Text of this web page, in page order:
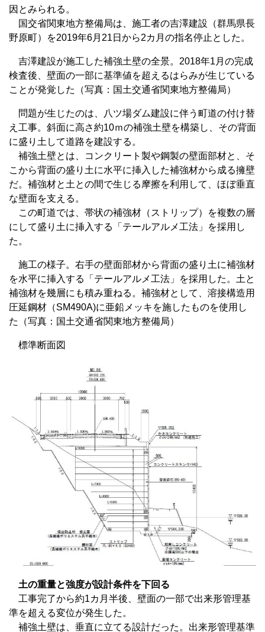
因とみられる。
国交省関東地方整備局は、施工者の吉澤建設（群馬県長
野原町）を2019年6月21日から2カ月の指名停止とした。
吉澤建設が施工した補強土壁の全景。2018年1月の完成
検査後、壁面の一部に基準値を超えるはらみが生じている
ことが発覚した（写真：国土交通省関東地方整備局）
問題が生じたのは、八ツ場ダム建設に伴う町道の付け替
え工事。斜面に高さ約10ｍの補強土壁を構築し、その背面
に盛り土して道路を建設する。
補強土壁とは、コンクリート製や鋼製の壁面部材と、そ
こから背面の盛り土に水平に挿入した補強材から成る擁壁
だ。補強材と土との間で生じる摩擦を利用して、ほぼ垂直
な壁面を支える。
この町道では、帯状の補強材（ストリップ）を複数の層
にして盛り土に挿入する「テールアルメ工法」を採用し
た。
施工の様子。右手の壁面部材から背面の盛り土に補強材
を水平に挿入する「テールアルメ工法」を採用した。土と
補強材を幾層にも積み重ねる。補強材として、溶接構造用
圧延鋼材（SM490A)に亜鉛メッキを施したものを使用し
た（写真：国土交通省関東地方整備局）
標準断面図
土の重量と強度が設計条件を下回る
工事完了から約1カ月半後、壁面の一部で出来形管理基
準を超える変位が発生した。
補強土壁は、垂直に立てる設計だった。出来形管理基準